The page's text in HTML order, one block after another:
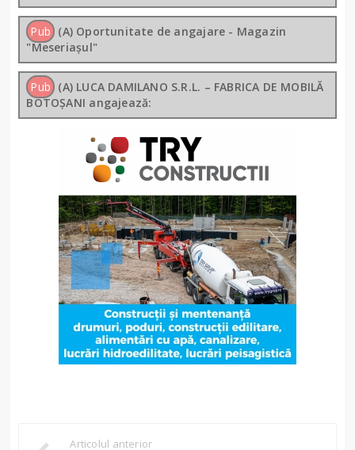
Pub (A) Oportunitate de angajare - Magazin
"Meseriașul"
Pub (A) LUCA DAMILANO S.R.L. – FABRICA DE MOBILĂ
BOTOȘANI angajează:
Articolul anterior